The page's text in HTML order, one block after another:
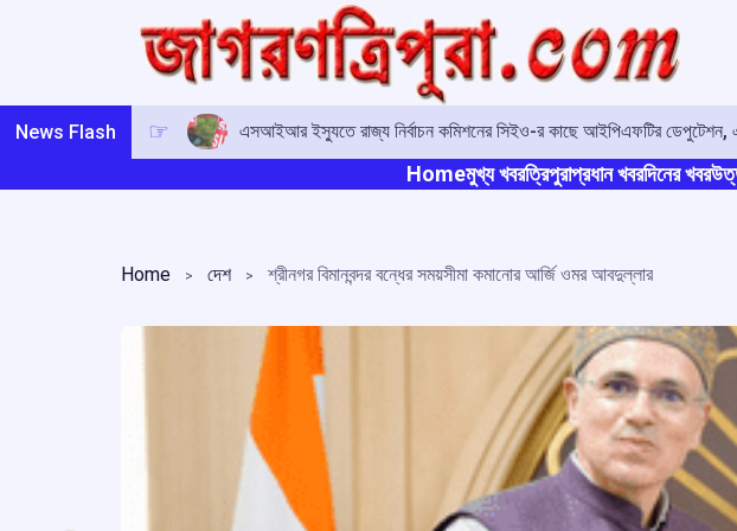
News Flash এসআইআর ইস্যুতে রাজ্য নির্বাচন কমিশনের সিইও-র কাছে আইপিএফটির ডেপুটেশন,
Homeমুখ্য খবরত্রিপুরাপ্রধান খবরদিনের খবর
Home দেশ শ্রীনগর বিমানবন্দর বন্ধের সময়সীমা কমানোর আর্জি ওমর আবদুল্লার